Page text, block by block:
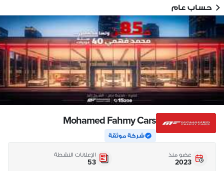
حساب عام
Mohamed Fahmy Cars
شركة موثقة
عضو منذ
2023
الإعلانات النشطة
53